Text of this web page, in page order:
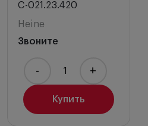
C-021.23.420
Heine
Звоните
Купить
- +